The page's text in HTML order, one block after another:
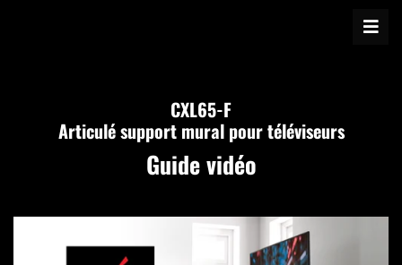
CXL65-F
Articulé support mural pour téléviseurs
Guide vidéo